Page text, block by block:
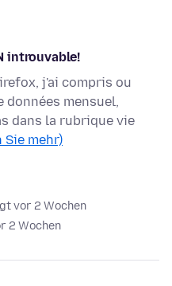
introuvable!
j'ai compris ou
mensuel,
dans la rubrique vie
Sie mehr)
vor 2 Wochen
2 Wochen